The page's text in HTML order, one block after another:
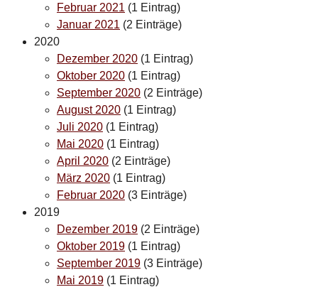
Februar 2021 (1 Eintrag)
Januar 2021 (2 Einträge)
2020
Dezember 2020 (1 Eintrag)
Oktober 2020 (1 Eintrag)
September 2020 (2 Einträge)
August 2020 (1 Eintrag)
Juli 2020 (1 Eintrag)
Mai 2020 (1 Eintrag)
April 2020 (2 Einträge)
März 2020 (1 Eintrag)
Februar 2020 (3 Einträge)
2019
Dezember 2019 (2 Einträge)
Oktober 2019 (1 Eintrag)
September 2019 (3 Einträge)
Mai 2019 (1 Eintrag)